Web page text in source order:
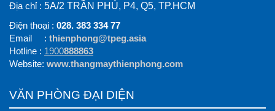
Địa chỉ : 5A/2 TRẦN PHÚ, P4, Q5, TP.HCM
Điện thoại : 028. 383 334 77
Email : thienphong@tpeg.asia
Hotline : 1900888863
Website: www.thangmaythienphong.com
VĂN PHÒNG ĐẠI DIỆN